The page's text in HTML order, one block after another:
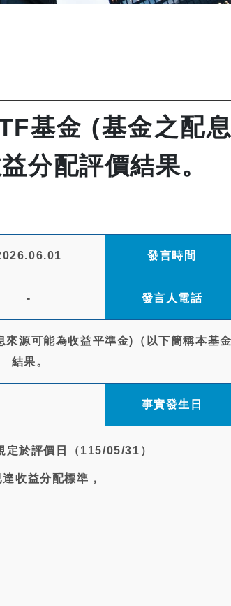
基金 (基金之配
分配評價結果。
發言時間
- 發言人電話
源可能為收益平準金)（以下簡稱本基
結果。
事實發生日
定於評價日（115/05/31）
收益分配標準，